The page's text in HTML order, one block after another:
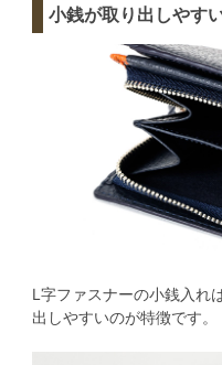
小銭が取り出しやす
L字ファスナーの小銭入れ
出しやすいのが特徴です。